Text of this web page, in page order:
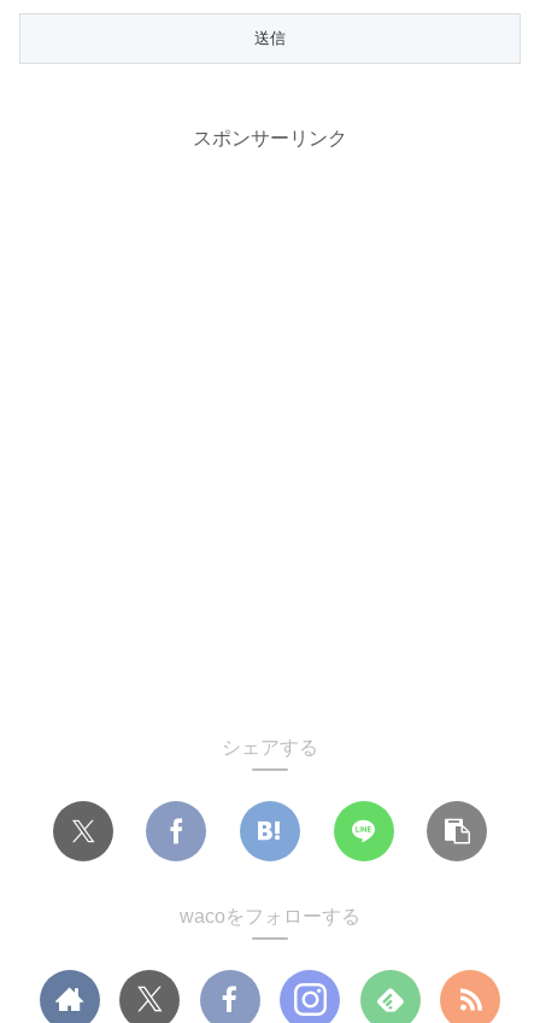
スポンサーリンク
シェアする
wacoをフォローする